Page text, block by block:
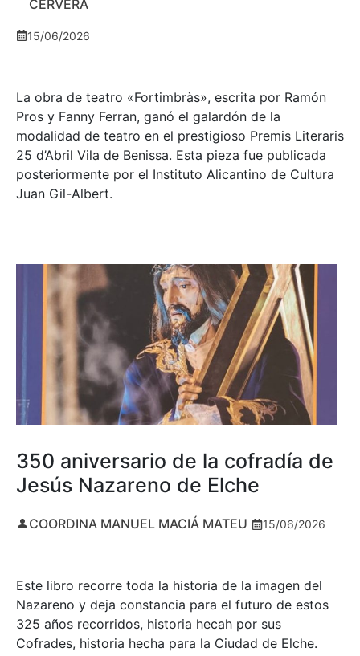
CERVERA
15/06/2026
La obra de teatro «Fortimbràs», escrita por Ramón
Pros y Fanny Ferran, ganó el galardón de la
modalidad de teatro en el prestigioso Premis Literaris
25 d’Abril Vila de Benissa. Esta pieza fue publicada
posteriormente por el Instituto Alicantino de Cultura
Juan Gil-Albert.
350 aniversario de la cofradía de
Jesús Nazareno de Elche
COORDINA MANUEL MACIÁ MATEU 15/06/2026
Este libro recorre toda la historia de la imagen del
Nazareno y deja constancia para el futuro de estos
325 años recorridos, historia hecah por sus
Cofrades, historia hecha para la Ciudad de Elche.